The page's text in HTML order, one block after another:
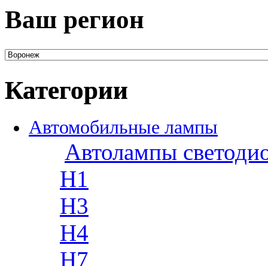
Ваш регион
Категории
Автомобильные лампы
Автолампы
H1
H3
H4
H7